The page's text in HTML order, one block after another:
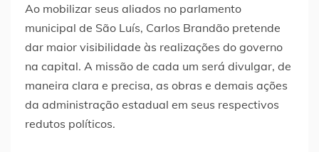
Ao mobilizar seus aliados no parlamento
municipal de São Luís, Carlos Brandão pretende
dar maior visibilidade às realizações do governo
na capital. A missão de cada um será divulgar, de
maneira clara e precisa, as obras e demais ações
da administração estadual em seus respectivos
redutos políticos.